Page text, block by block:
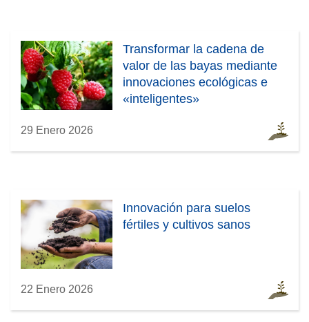
Transformar la cadena de
valor de las bayas mediante
innovaciones ecológicas e
«inteligentes»
29 Enero 2026
Innovación para suelos
fértiles y cultivos sanos
22 Enero 2026